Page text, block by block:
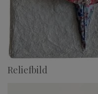
Reliefbild